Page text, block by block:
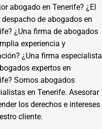
abogado en Tenerife? ¿El
despacho de abogados en
¿Una firma de abogados
experiencia y
¿Una firma especialista
expertos en
Somos abogados
en Tenerife. Asesorar
los derechos e intereses
cliente.